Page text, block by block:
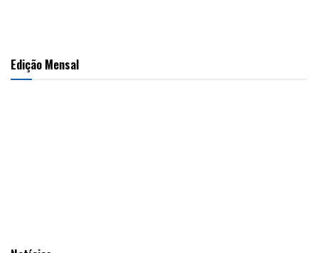
Edição Mensal